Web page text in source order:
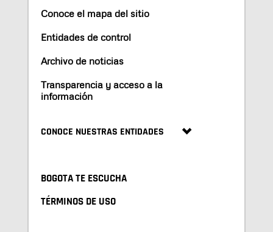
Conoce el mapa del sitio
Entidades de control
Archivo de noticias
Transparencia y acceso a la
información
CONOCE NUESTRAS ENTIDADES
BOGOTA TE ESCUCHA
TÉRMINOS DE USO